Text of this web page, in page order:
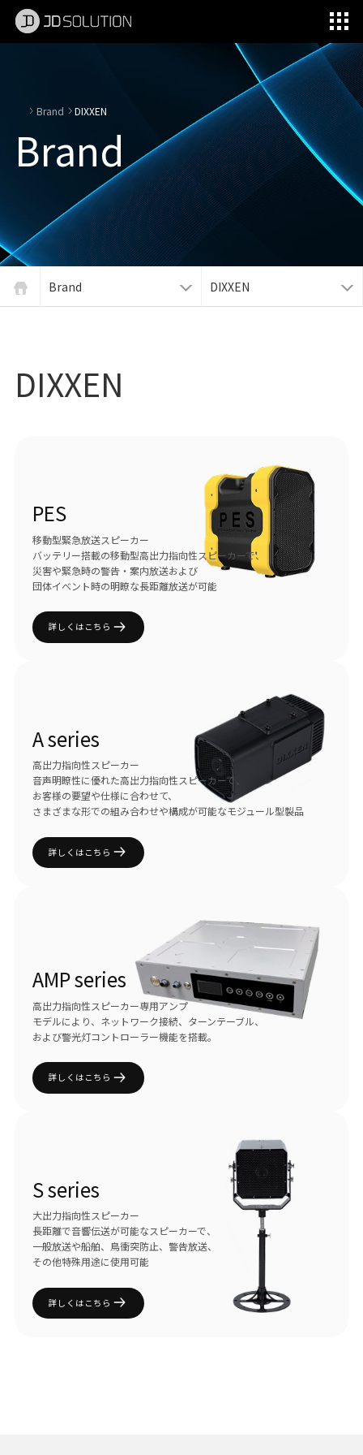
Brand DIXXEN
Brand
Brand DIXXEN
DIXXEN
PES
移動型緊急放送スピーカー
バッテリー搭載の移動型高出力指向性スピーカーで、
災害や緊急時の警告・案内放送および
団体イベント時の明瞭な長距離放送が可能
詳しくはこちら
A series
高出力指向性スピーカー
音声明瞭性に優れた高出力指向性スピーカーで、
お客様の要望や仕様に合わせて、
さまざまな形での組み合わせや構成が可能なモジュール型製品
詳しくはこちら
AMP series
高出力指向性スピーカー専用アンプ
モデルにより、ネットワーク接続、ターンテーブル、
および警光灯コントローラー機能を搭載。
詳しくはこちら
S series
大出力指向性スピーカー
長距離で音響伝送が可能なスピーカーで、
一般放送や船舶、鳥衝突防止、警告放送、
その他特殊用途に使用可能
詳しくはこちら